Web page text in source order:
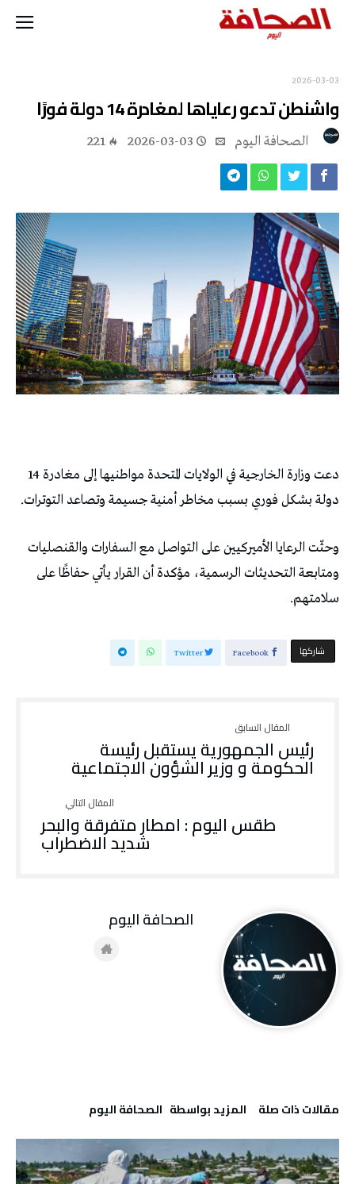
2026-03-03
واشنطن تدعو رعاياها لمغادرة 14 دولة فورًا
2026-03-03
221
دعت وزارة الخارجية في الولايات المتحدة مواطنيها إلى مغادرة 14
دولة بشكل فوري بسبب مخاطر أمنية جسيمة وتصاعد التوترات.
وحثّت الرعايا الأميركيين على التواصل مع السفارات والقنصليات
ومتابعة التحديثات الرسمية، مؤكدة أن القرار يأتي حفاظًا على
سلامتهم.
‫‫ شاركها‬ Facebook
Twitter
رئيس الجمهورية يستقبل رئيسة
الحكومة و وزير الشؤون الاجتماعية
طقس اليوم : امطار متفرقة والبحر
شديد الاضطراب
‫مقالات ذات صلة‬ ‫‫المزيد بواسطة‬ ‬ ‭ ‬الصحافة‭ ‬اليوم